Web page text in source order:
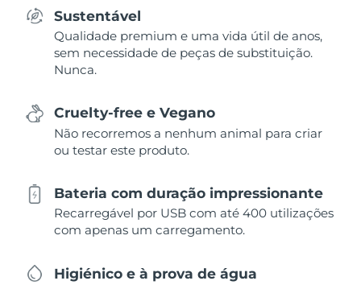
Sustentável
Qualidade premium e uma vida útil de anos,
sem necessidade de peças de substituição.
Nunca.
Cruelty-free e Vegano
Não recorremos a nenhum animal para criar
ou testar este produto.
Bateria com duração impressionante
Recarregável por USB com até 400 utilizações
com apenas um carregamento.
Higiénico e à prova de água